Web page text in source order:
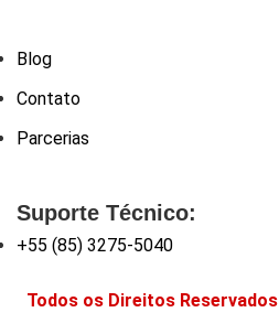
Blog
Contato
Parcerias
Suporte Técnico:
+55 (85) 3275-5040
Todos os Direitos